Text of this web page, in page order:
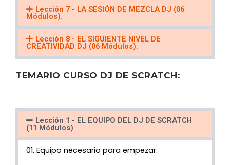
Lección 7 - LA SESIÓN DE MEZCLA DJ (06
Módulos).
Lección 8 - EL SIGUIENTE NIVEL DE
CREATIVIDAD DJ (06 Módulos).
TEMARIO CURSO DJ DE SCRATCH:
Lección 1 - EL EQUIPO DEL DJ DE SCRATCH
(11 Módulos)
01. Equipo necesario para empezar.